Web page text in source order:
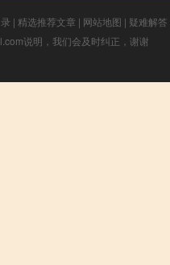
| 精选推荐文章 | 网站地图 | 疑难解答
说明，我们会及时纠正，谢谢